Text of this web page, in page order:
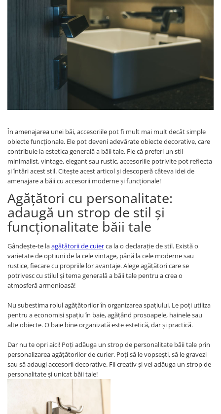
Solutii de curatat & adezivi
Canturi ABS
Alte accesorii mobila
Clesti/ patenti
Nivela bule/ laser
Alte scule & unelte
În amenajarea unei băi, accesoriile pot fi mult mai mult decât simple
obiecte funcționale. Ele pot deveni adevărate obiecte decorative, care
contribuie la estetica generală a băii tale. Fie că preferi un stil
minimalist, vintage, elegant sau rustic, accesoriile potrivite pot reflecta
și întări acest stil. Citește acest articol și descoperă câteva idei de
amenajare a băii cu accesorii moderne și funcționale!
Agățători cu personalitate:
adaugă un strop de stil și
funcționalitate băii tale
Gândește-te laagățătorii de cuierca la o declarație de stil. Există o
varietate de opțiuni de la cele vintage, până la cele moderne sau
rustice, fiecare cu propriile lor avantaje. Alege agățători care se
potrivesc cu stilul și tema generală a băii tale pentru a crea o
atmosferă armonioasă!
Nu subestima rolul agățătorilor în organizarea spațiului. Le poți utiliza
pentru a economisi spațiu în baie, agățând prosoapele, hainele sau
alte obiecte. O baie bine organizată este estetică, dar și practică.
Dar nu te opri aici! Poți adăuga un strop de personalitate băii tale prin
personalizarea agățătorilor de curier. Poți să le vopsești, să le gravezi
sau să adaugi accesorii decorative. Fii creativ și vei adăuga un strop de
personalitate și unicat băii tale!